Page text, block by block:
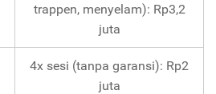
trappen, menyelam): Rp3,2
juta
4x sesi (tanpa garansi): Rp2
juta